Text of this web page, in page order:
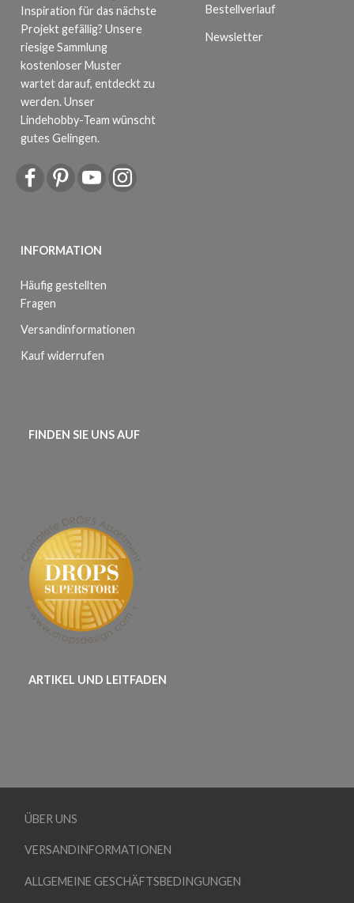
Inspiration für das nächste
Projekt gefällig? Unsere
riesige Sammlung
kostenloser Muster
wartet darauf, entdeckt zu
werden. Unser
Lindehobby-Team wünscht
gutes Gelingen.
INFORMATION
Häufig gestellten
Fragen
Versandinformationen
Kauf widerrufen
Bestellverlauf
Newsletter
FINDEN SIE UNS AUF
ARTIKEL UND LEITFADEN
ÜBER UNS
VERSANDINFORMATIONEN
ALLGEMEINE GESCHÄFTSBEDINGUNGEN